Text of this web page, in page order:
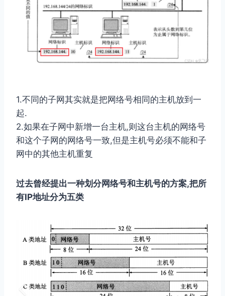
1.不同的⼦⽹其实就是把⽹络号相同的主机放到⼀
起.
2.如果在⼦⽹中新增⼀台主机,则这台主机的⽹络号
和这个⼦⽹的⽹络号⼀致,但是主机号必须不能和⼦
⽹中的其他主机重复
过去曾经提出⼀种划分⽹络号和主机号的⽅案,把所
有IP地址分为五类